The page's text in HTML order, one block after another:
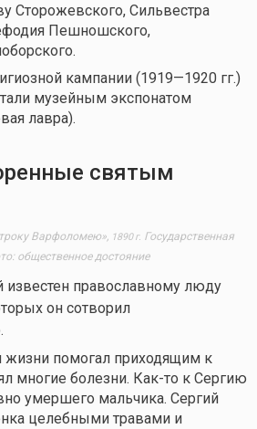
Сторожевского, Сильвестра
Пешношского,
кампании (1919—1920 гг.)
музейным экспонатом
лавра).
святым
Варфоломею», 1890 г. Государственная
общественное достояние
православному люду
он сотворил
жизни помогал приходящим к
многие болезни. Как-то к Сергию
умершего мальчика. Сергий
целебными травами и